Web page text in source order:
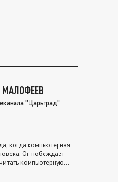
МАЛОФЕЕВ
"Царьград"
когда компьютерная
Он побеждает
компьютерную